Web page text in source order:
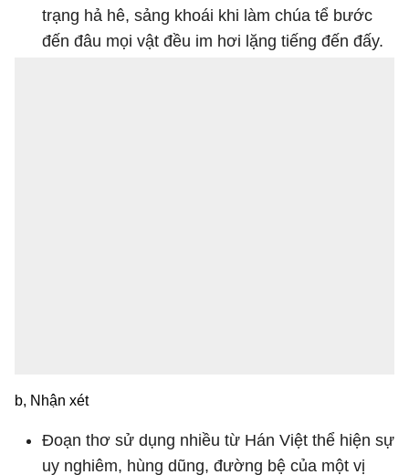
trạng hả hê, sảng khoái khi làm chúa tể bước
đến đâu mọi vật đều im hơi lặng tiếng đến đấy.
b, Nhận xét
Đoạn thơ sử dụng nhiều từ Hán Việt thể hiện sự
uy nghiêm, hùng dũng, đường bệ của một vị